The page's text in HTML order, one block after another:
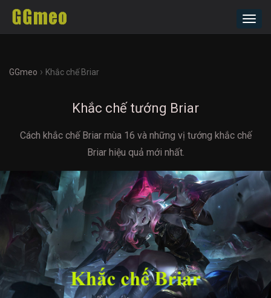
GGmeo › Khắc chế Briar
Khắc chế tướng Briar
Cách khắc chế Briar mùa 16 và những vị tướng khắc chế
Briar hiệu quả mới nhất.